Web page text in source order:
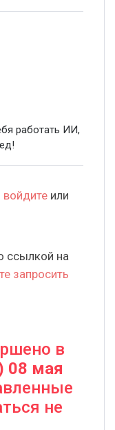
работать ИИ,
войдите или
ссылкой на
запросить
в
08 мая
не